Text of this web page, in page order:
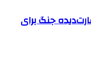
خسارت‌دیده جنگ برای